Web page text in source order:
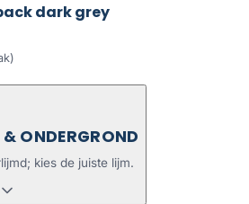
dark grey
ONDERGROND
kies de juiste lijm.